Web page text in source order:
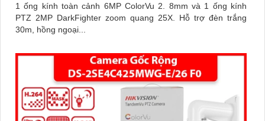
1 ống kính toàn cảnh 6MP ColorVu 2. 8mm và 1 ống kính
PTZ 2MP DarkFighter zoom quang 25X. Hỗ trợ đèn trắng
30m, hồng ngoại...